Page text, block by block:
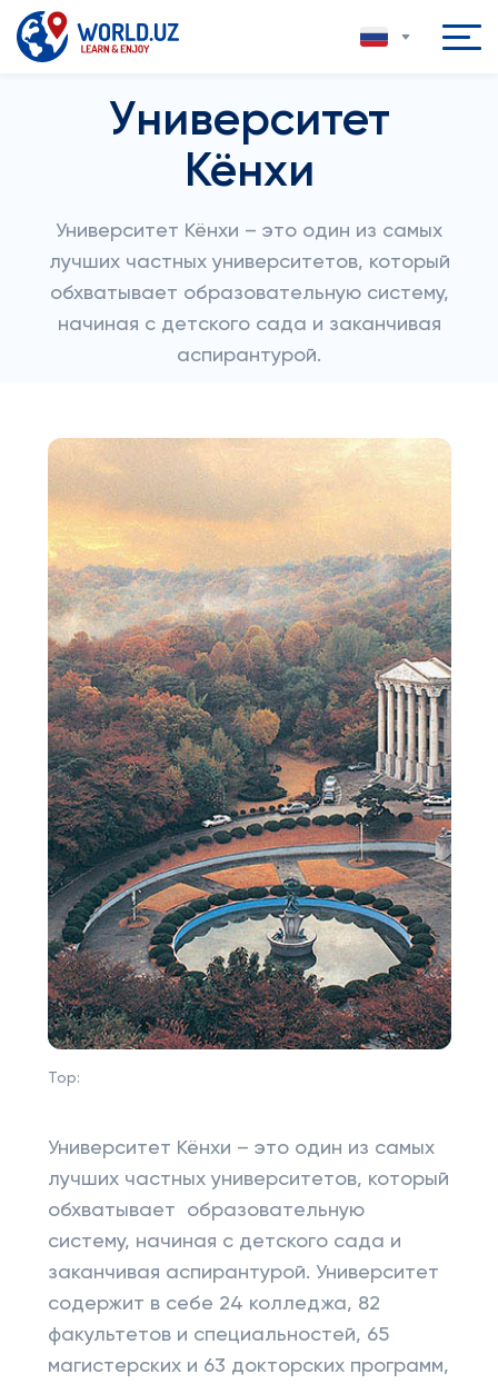
Университет
Кёнхи
Университет Кёнхи – это один из самых
лучших частных университетов, который
обхватывает образовательную систему,
начиная с детского сада и заканчивая
аспирантурой.
Top:
Университет Кёнхи – это один из самых
лучших частных университетов, который
обхватывает образовательную
систему, начиная с детского сада и
заканчивая аспирантурой. Университет
содержит в себе 24 колледжа, 82
факультетов и специальностей, 65
магистерских и 63 докторских программ,